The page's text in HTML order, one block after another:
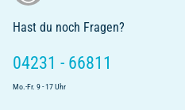
Hast du noch Fragen?
04231 - 66811
Mo.-Fr. 9 - 17 Uhr